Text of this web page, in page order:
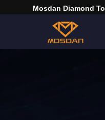
Mosdan Diamond